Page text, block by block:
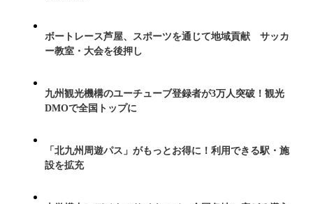
ボートレース芦屋、スポーツを通じて地域貢献 サッカ
ー教室・大会を後押し
九州観光機構のユーチューブ登録者が3万人突破！観光
DMOで全国トップに
「北九州周遊パス」がもっとお得に！利用できる駅・施
設を拡充